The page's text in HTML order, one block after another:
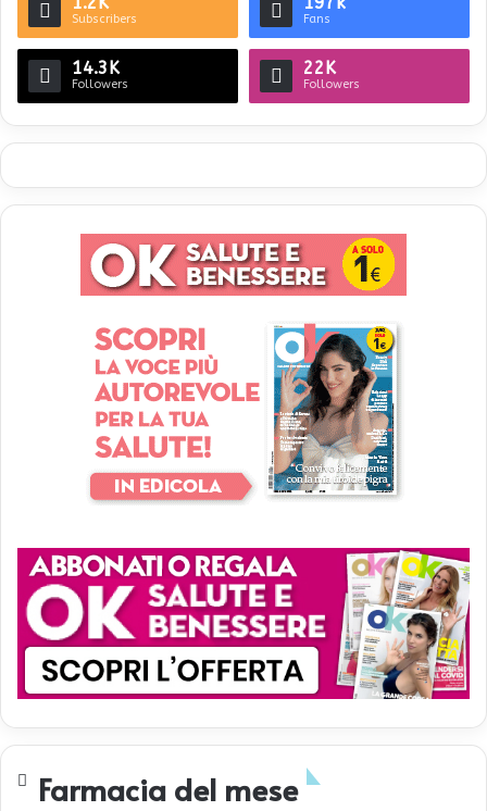
Subscribers Fans
14.3K
Followers
22K
Followers
Farmacia del mese